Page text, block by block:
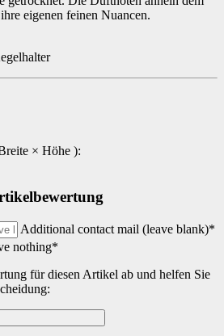
eigenen feinen Nuancen.
× Höhe ):
Additional contact mail (leave blank)*
nothing*
für diesen Artikel ab und helfen Sie